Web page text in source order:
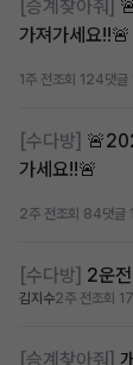
[승계찾아줘]
가져가세요!!🚨
1주 전조회 124댓글 1
[수다방]
가세요!!🚨
2주 전조회 84댓글 1
[수다방] 2운
김지수2주 전조회
[승계찾아줘]